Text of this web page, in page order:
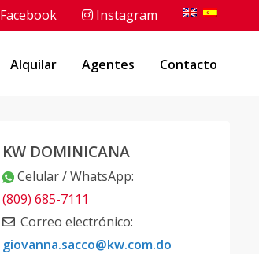
Facebook Instagram
Alquilar Agentes Contacto
KW DOMINICANA
Celular / WhatsApp:
(809) 685-7111
Correo electrónico:
giovanna.sacco@kw.com.do